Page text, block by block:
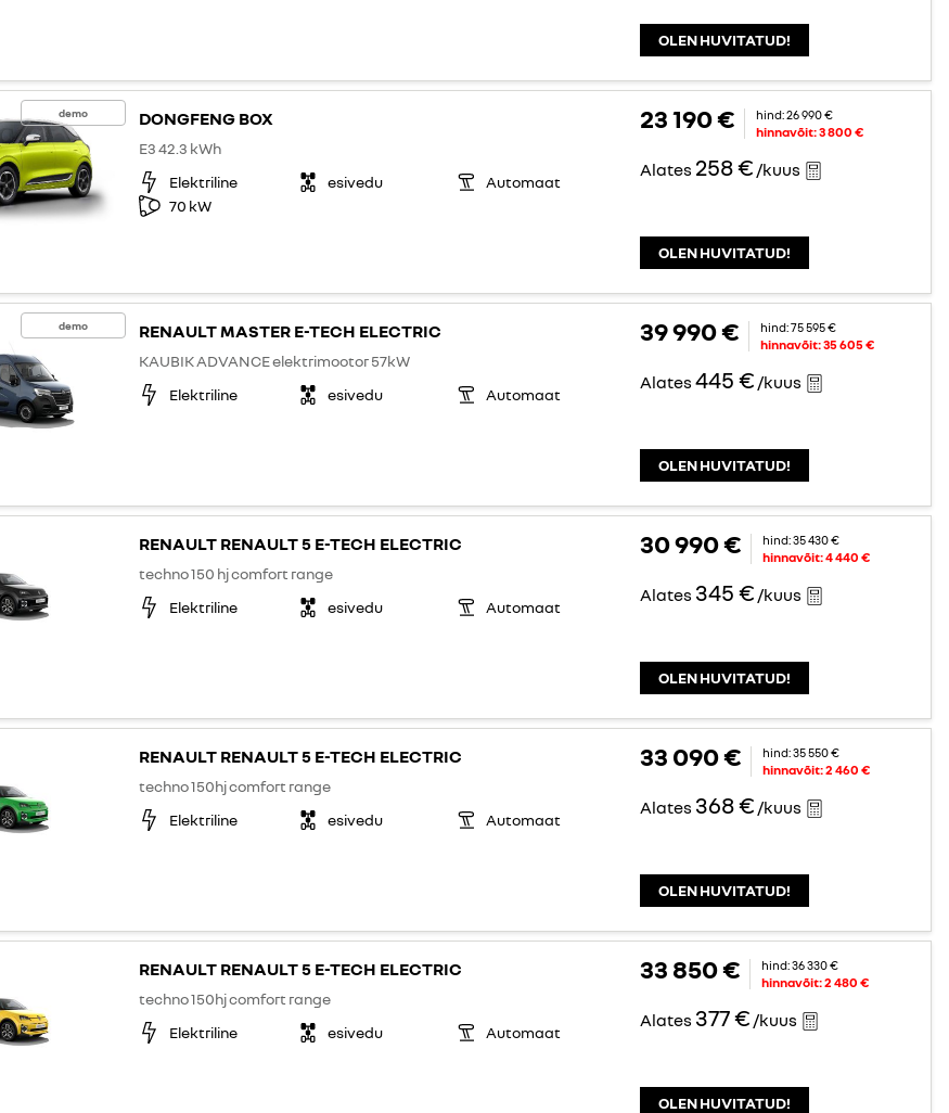
OLEN HUVITATUD!
demo DONGFENG BOX
E3 42.3 kWh
23 190 € hind:26 990 €
hinnavõit:3 800 €
Alates 258 € /kuus
Elektriline esivedu
Automaat
70 kW
OLEN HUVITATUD!
demo RENAULT MASTER E-TECH ELECTRIC
KAUBIK ADVANCE elektrimootor 57kW
39 990 € hind:75 595 €
hinnavõit:35 605 €
Alates 445 € /kuus
Elektriline esivedu Automaat
OLEN HUVITATUD!
RENAULT RENAULT 5 E-TECH ELECTRIC
techno 150 hj comfort range
30 990 € hind:35 430 €
hinnavõit:4 440 €
Alates 345 € /kuus
Elektriline esivedu Automaat
OLEN HUVITATUD!
RENAULT RENAULT 5 E-TECH ELECTRIC
techno 150hj comfort range
33 090 € hind:35 550 €
hinnavõit:2 460 €
Alates 368 € /kuus
Elektriline esivedu Automaat
OLEN HUVITATUD!
RENAULT RENAULT 5 E-TECH ELECTRIC
techno 150hj comfort range
33 850 € hind:36 330 €
hinnavõit:2 480 €
Alates 377 € /kuus
Elektriline esivedu Automaat
OLEN HUVITATUD!